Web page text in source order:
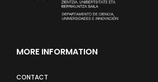
MORE INFORMATION
CONTACT